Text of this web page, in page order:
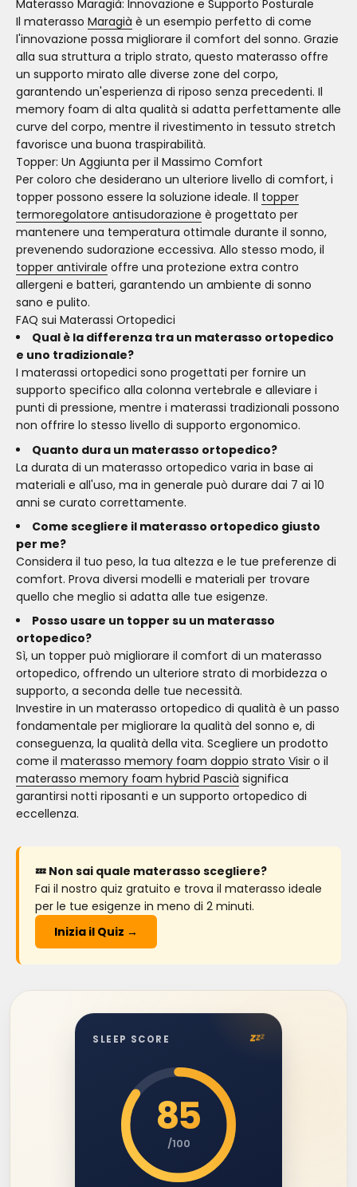
Materasso Maragià: Innovazione e Supporto Posturale
Il materasso Maragià è un esempio perfetto di come
l'innovazione possa migliorare il comfort del sonno. Grazie
alla sua struttura a triplo strato, questo materasso offre
un supporto mirato alle diverse zone del corpo,
garantendo un'esperienza di riposo senza precedenti. Il
memory foam di alta qualità si adatta perfettamente alle
curve del corpo, mentre il rivestimento in tessuto stretch
favorisce una buona traspirabilità.
Topper: Un Aggiunta per il Massimo Comfort
Per coloro che desiderano un ulteriore livello di comfort, i
topper possono essere la soluzione ideale. Il topper
termoregolatore antisudorazione è progettato per
mantenere una temperatura ottimale durante il sonno,
prevenendo sudorazione eccessiva. Allo stesso modo, il
topper antivirale offre una protezione extra contro
allergeni e batteri, garantendo un ambiente di sonno
sano e pulito.
FAQ sui Materassi Ortopedici
Qual è la differenza tra un materasso ortopedico
e uno tradizionale?
I materassi ortopedici sono progettati per fornire un
supporto specifico alla colonna vertebrale e alleviare i
punti di pressione, mentre i materassi tradizionali possono
non offrire lo stesso livello di supporto ergonomico.
Quanto dura un materasso ortopedico?
La durata di un materasso ortopedico varia in base ai
materiali e all'uso, ma in generale può durare dai 7 ai 10
anni se curato correttamente.
Come scegliere il materasso ortopedico giusto
per me?
Considera il tuo peso, la tua altezza e le tue preferenze di
comfort. Prova diversi modelli e materiali per trovare
quello che meglio si adatta alle tue esigenze.
Posso usare un topper su un materasso
ortopedico?
Sì, un topper può migliorare il comfort di un materasso
ortopedico, offrendo un ulteriore strato di morbidezza o
supporto, a seconda delle tue necessità.
Investire in un materasso ortopedico di qualità è un passo
fondamentale per migliorare la qualità del sonno e, di
conseguenza, la qualità della vita. Scegliere un prodotto
come il materasso memory foam doppio strato Visir o il
materasso memory foam hybrid Pascià significa
garantirsi notti riposanti e un supporto ortopedico di
eccellenza.
💤 Non sai quale materasso scegliere?
Fai il nostro quiz gratuito e trova il materasso ideale
per le tue esigenze in meno di 2 minuti.
Inizia il Quiz →
SLEEP SCORE zzz
85
/100